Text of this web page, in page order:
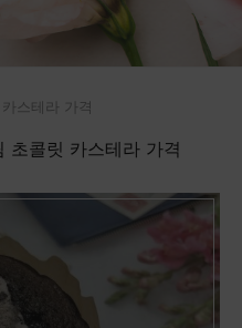
스테라 가격
초콜릿 카스테라 가격